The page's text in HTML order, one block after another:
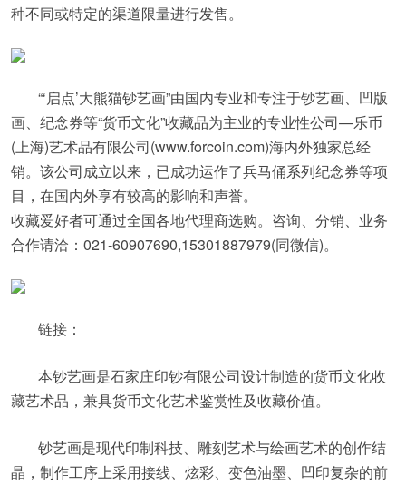
种不同或特定的渠道限量进行发售。
“‘启点’大熊猫钞艺画”由国内专业和专注于钞艺画、凹版
画、纪念券等“货币文化”收藏品为主业的专业性公司—乐币
(上海)艺术品有限公司(www.forcoin.com)海内外独家总经
销。该公司成立以来，已成功运作了兵马俑系列纪念券等项
目，在国内外享有较高的影响和声誉。
收藏爱好者可通过全国各地代理商选购。咨询、分销、业务
合作请洽：021-60907690,15301887979(同微信)。
链接：
本钞艺画是石家庄印钞有限公司设计制造的货币文化收
藏艺术品，兼具货币文化艺术鉴赏性及收藏价值。
钞艺画是现代印制科技、雕刻艺术与绘画艺术的创作结
晶，制作工序上采用接线、炫彩、变色油墨、凹印复杂的前